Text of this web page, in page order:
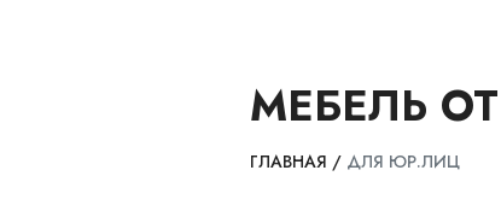
МЕБЕЛЬ
ГЛАВНАЯ / ДЛЯ ЮР.ЛИЦ